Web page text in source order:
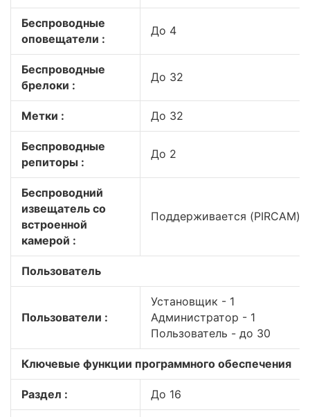
Беспроводные
оповещатели :
До 4
Беспроводные
брелоки :
До 32
Метки : До 32
Беспроводные
репиторы :
До 2
Беспроводний
извещатель со
встроенной
камерой :
Поддерживается (PIRCAM)
Пользователь
Пользователи :
Установщик - 1
Администратор - 1
Пользователь - до 30
Ключевые функции программного обеспечения
Раздел : До 16